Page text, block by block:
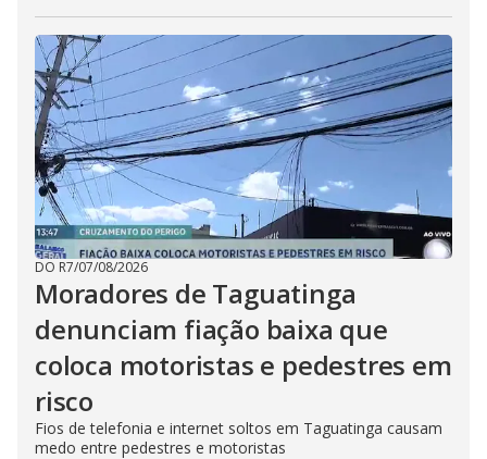
DO R7/07/08/2026
Moradores de Taguatinga
denunciam fiação baixa que
coloca motoristas e pedestres em
risco
Fios de telefonia e internet soltos em Taguatinga causam
medo entre pedestres e motoristas